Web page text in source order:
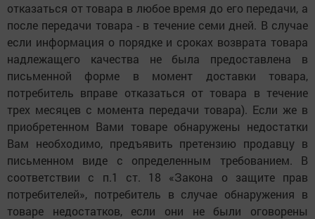
отказаться от товара в любое время до его передачи, а
после передачи товара - в течение семи дней. В случае
если информация о порядке и сроках возврата товара
надлежащего качества не была предоставлена в
письменной форме в момент доставки товара,
потребитель вправе отказаться от товара в течение
трех месяцев с момента передачи товара). Если же в
приобретенном Вами товаре обнаружены недостатки
Вам необходимо, предъявить претензию продавцу в
письменном виде с определенным требованием. В
соответствии с п.1 ст. 18 «Закона о защите прав
потребителей», потребитель в случае обнаружения в
товаре недостатков, если они не были оговорены